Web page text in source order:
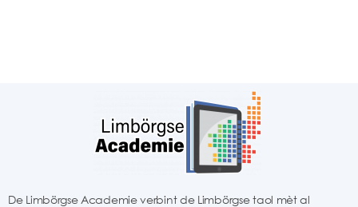
De Limbörgse Academie verbint de Limbörgse taol mèt al